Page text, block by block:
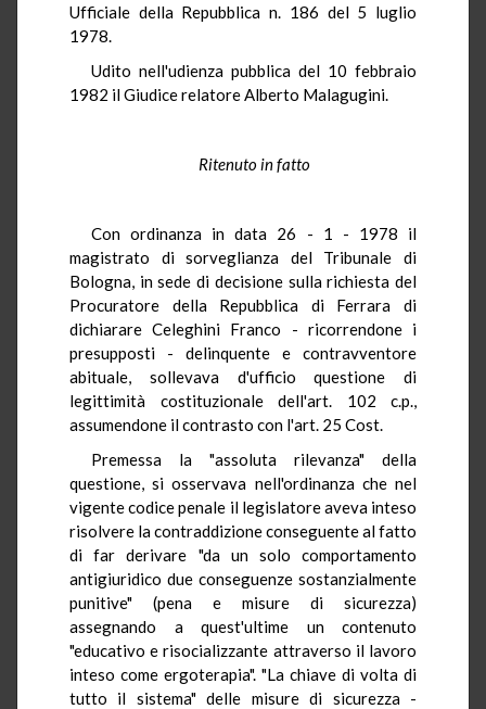
Ufficiale della Repubblica n. 186 del 5 luglio
1978.
Udito nell'udienza pubblica del 10 febbraio
1982 il Giudice relatore Alberto Malagugini.
Ritenuto in fatto
Con ordinanza in data 26 - 1 - 1978 il
magistrato di sorveglianza del Tribunale di
Bologna, in sede di decisione sulla richiesta del
Procuratore della Repubblica di Ferrara di
dichiarare Celeghini Franco - ricorrendone i
presupposti - delinquente e contravventore
abituale, sollevava d'ufficio questione di
legittimità costituzionale dell'art. 102 c.p.,
assumendone il contrasto con l'art. 25 Cost.
Premessa la "assoluta rilevanza" della
questione, si osservava nell'ordinanza che nel
vigente codice penale il legislatore aveva inteso
risolvere la contraddizione conseguente al fatto
di far derivare "da un solo comportamento
antigiuridico due conseguenze sostanzialmente
punitive" (pena e misure di sicurezza)
assegnando a quest'ultime un contenuto
"educativo e risocializzante attraverso il lavoro
inteso come ergoterapia". "La chiave di volta di
tutto il sistema" delle misure di sicurezza -